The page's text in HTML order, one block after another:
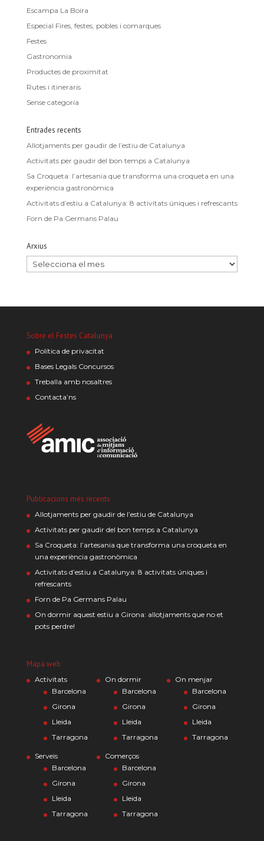
Escampa La Boira
Especial Fires, festes, pobles i comarques
Festes
Gastronomia
Productes de proximitat
Rutes i itineraris
Sense categoría
Entrades recents
Allotjaments per gaudir de l’estiu de Catalunya
Activitats per gaudir del bon temps a Catalunya
Sa Croqueta: l’artesania que transforma una croqueta en una
experiència gastronòmica
Activitats d’estiu a Catalunya: 8 activitats úniques i refrescants
Forn de Pa Germans Palau
Arxius
Sobre el Festes Catalunya
Política de privacitat
Bases Legals Concursos
Treballa amb nosaltres
Contacta’ns
Publicacions més recents
Allotjaments per gaudir de l’estiu de Catalunya
Activitats per gaudir del bon temps a Catalunya
Sa Croqueta: l’artesania que transforma una croqueta en
una experiència gastronòmica
Activitats d’estiu a Catalunya: 8 activitats úniques i
refrescants
Forn de Pa Germans Palau
On dormir aquest estiu a Girona: allotjaments que no et
pots perdre!
Mapa web
Activitats
Barcelona
Girona
Lleida
Tarragona
On dormir
Barcelona
Girona
Lleida
Tarragona
On menjar
Barcelona
Girona
Lleida
Tarragona
Serveis
Barcelona
Girona
Lleida
Tarragona
Comerços
Barcelona
Girona
Lleida
Tarragona